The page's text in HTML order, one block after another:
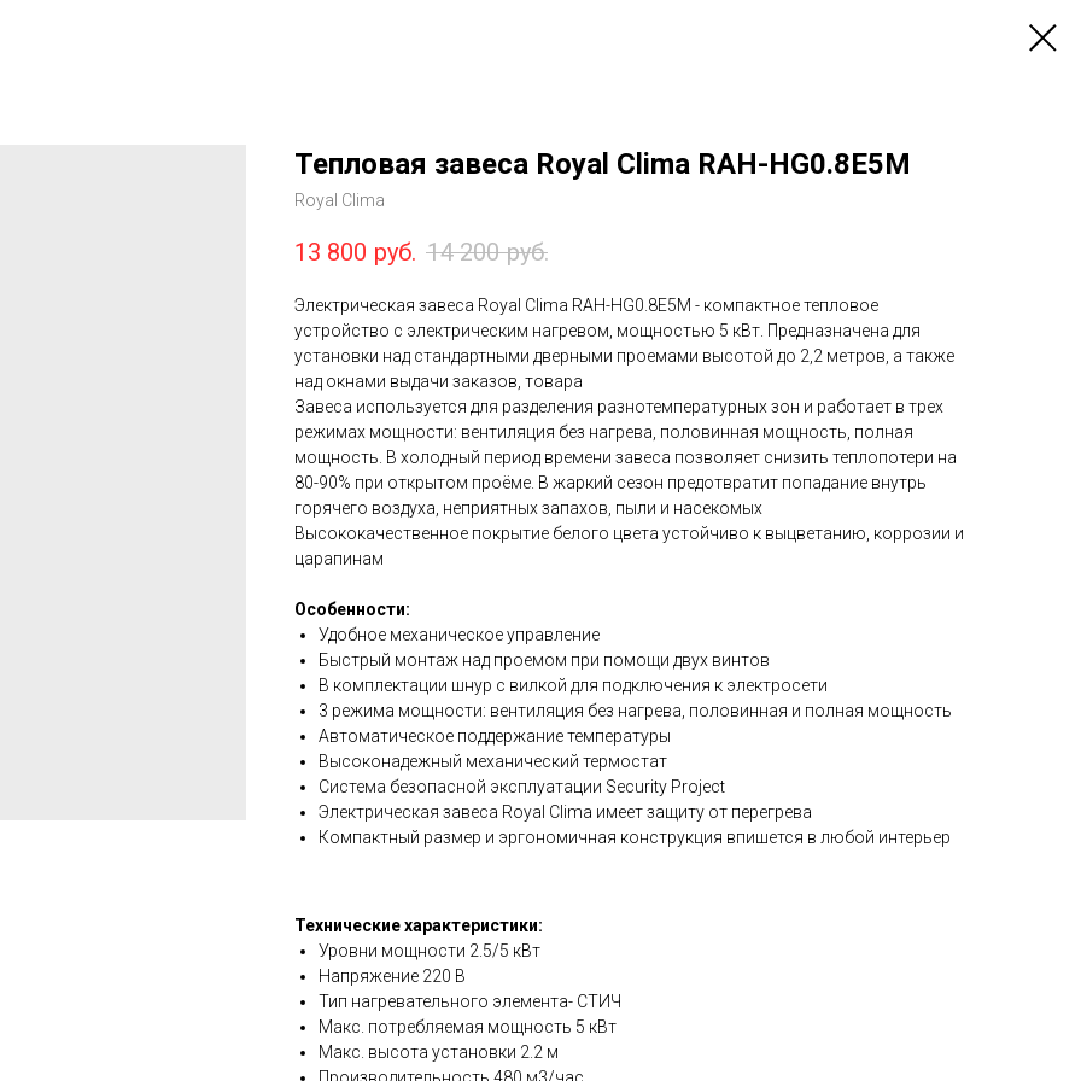
Тепловая завеса Royal Clima RAH-HG0.8E5M
Royal Clima
13 800 руб. 14 200 руб.
Электрическая завеса Royal Clima RAH-HG0.8E5M - компактное тепловое
устройство с электрическим нагревом, мощностью 5 кВт. Предназначена для
установки над стандартными дверными проемами высотой до 2,2 метров, а также
над окнами выдачи заказов, товара
Завеса используется для разделения разнотемпературных зон и работает в трех
режимах мощности: вентиляция без нагрева, половинная мощность, полная
мощность. В холодный период времени завеса позволяет снизить теплопотери на
80-90% при открытом проёме. В жаркий сезон предотвратит попадание внутрь
горячего воздуха, неприятных запахов, пыли и насекомых
Высококачественное покрытие белого цвета устойчиво к выцветанию, коррозии и
царапинам
Особенности:
Удобное механическое управление
Быстрый монтаж над проемом при помощи двух винтов
В комплектации шнур с вилкой для подключения к электросети
3 режима мощности: вентиляция без нагрева, половинная и полная мощность
Автоматическое поддержание температуры
Высоконадежный механический термостат
Система безопасной эксплуатации Security Project
Электрическая завеса Royal Clima имеет защиту от перегрева
Компактный размер и эргономичная конструкция впишется в любой интерьер
Технические характеристики:
Уровни мощности 2.5/5 кВт
Напряжение 220 В
Тип нагревательного элемента- СТИЧ
Макс. потребляемая мощность 5 кВт
Макс. высота установки 2.2 м